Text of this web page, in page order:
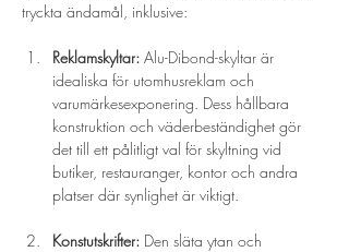
tryckta ändamål, inklusive:
Reklamskyltar: Alu-Dibond-skyltar är
idealiska för utomhusreklam och
varumärkesexponering. Dess hållbara
konstruktion och väderbeständighet gör
det till ett pålitligt val för skyltning vid
butiker, restauranger, kontor och andra
platser där synlighet är viktigt.
Konstutskrifter: Den släta ytan och